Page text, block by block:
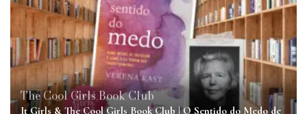
The Cool Girls Book Club
It Girls & The Cool Girls Book Club | O Sentido do Medo de